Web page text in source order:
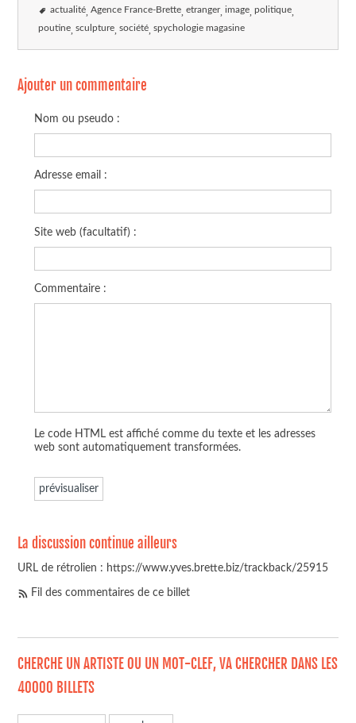
actualité Agence France-Brette etranger image politique
poutine sculpture société spychologie magasine
Ajouter un commentaire
Nom ou pseudo :
Adresse email :
Site web (facultatif) :
Commentaire :
Le code HTML est affiché comme du texte et les adresses
web sont automatiquement transformées.
La discussion continue ailleurs
URL de rétrolien : https://www.yves.brette.biz/trackback/25915
Fil des commentaires de ce billet
CHERCHE UN ARTISTE OU UN MOT-CLEF, VA CHERCHER DANS LES
40000 BILLETS